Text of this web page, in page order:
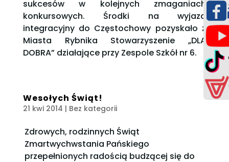
sukcesów w kolejnych zmaganiach
konkursowych. Środki na wyjazd
integracyjny do Częstochowy pozyskało z
Miasta Rybnika Stowarzyszenie „DLA
DOBRA” działające przy Zespole Szkół nr 6.
Wesołych Świąt!
21 kwi 2014 | Bez kategorii
Zdrowych, rodzinnych Świąt
Zmartwychwstania Pańskiego
przepełnionych radością budzącej się do